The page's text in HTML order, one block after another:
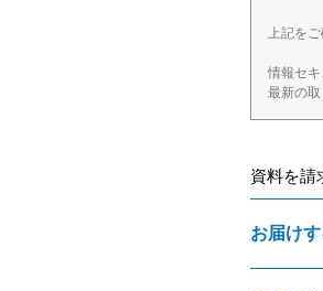
上記をご
情報セ
最新の取
資料を請
お届け